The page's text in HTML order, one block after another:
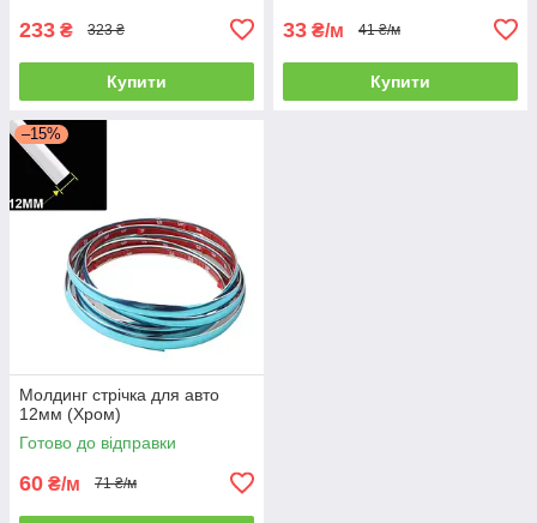
233 ₴ 323 ₴
Купити
33 ₴/м 41 ₴/м
Купити
–15%
Молдинг стрічка для авто
12мм (Хром)
Готово до відправки
60 ₴/м 71 ₴/м